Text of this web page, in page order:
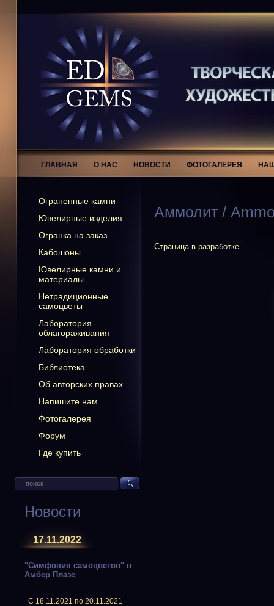
ГЛАВНАЯ О НАС НОВОСТИ ФОТОГАЛЕРЕЯ
Аммолит /
Страница в разработке
Ограненные камни
Ювелирные изделия
Огранка на заказ
Кабошоны
Ювелирные камни и
материалы
Нетрадиционные
самоцветы
Лаборатория
облагораживания
Лаборатория обработки
Библиотека
Об авторских правах
Напишите нам
Фотогалерея
Форум
Где купить
Новости
17.11.2022
"Симфония самоцветов" в
Амбер Плазе
С 18.11.2021 по 20.11.2021